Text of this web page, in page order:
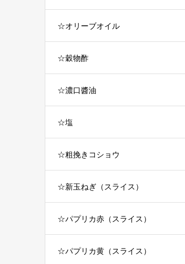
☆オリーブオイル
☆穀物酢
☆濃口醬油
☆塩
☆粗挽きコショウ
☆新玉ねぎ（スライス）
☆パプリカ赤（スライス）
☆パプリカ黄（スライス）